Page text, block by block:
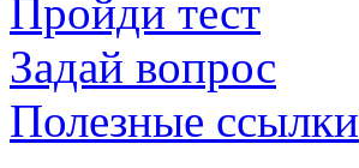
Пройди тест
Задай вопрос
Полезные ссылки